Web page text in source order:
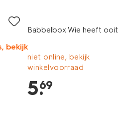
bekijk
Babbelbox Wie heeft ooit
niet online, bekijk
winkelvoorraad
5.
69